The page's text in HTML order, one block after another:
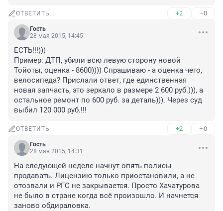
ОТВЕТИТЬ +2 –0
Гость
28 мая 2015, 14:45
ЕСТЬ!!!)))
Пример: ДТП, убили всю левую сторону новой
Тойоты, оценка - 8600)))) Спрашиваю - а оценка чего,
велосипеда? Прислали ответ, где единственная
новая запчасть, это зеркало в размере 2 600 руб.))), а
остальное ремонт по 600 руб. за деталь))). Через суд
выбил 120 000 руб.!!!
ОТВЕТИТЬ +2 –0
Гость
28 мая 2015, 14:31
На следующей неделе начнут опять полисы
продавать. Лицензию только приостановили, а не
отозвали и РГС не закрывается. Просто Хачатурова
не было в стране когда всё произошло. И начнется
заново обдираловка.